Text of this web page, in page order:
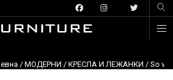
/ МОДЕРНИ / КРЕСЛА И ЛЕЖАНКИ / So